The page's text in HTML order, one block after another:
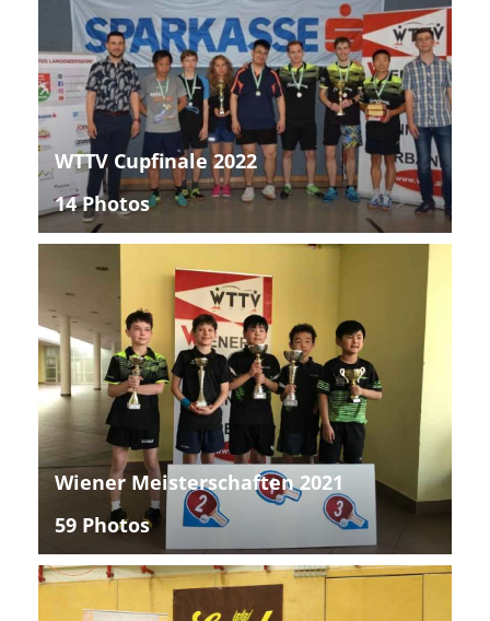
WTTV Cupfinale 2022
14 Photos
Wiener Meisterschaften 2021
59 Photos